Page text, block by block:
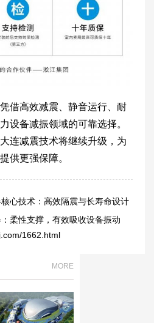
借高效减震、静音运行、耐
设备减振领域的可靠选择。
连减震技术将继续升级，为
供更强保障。
心技术：高效隔震与长寿命设计
柔性支撑，有效吸收设备振动
1662.html
MORE